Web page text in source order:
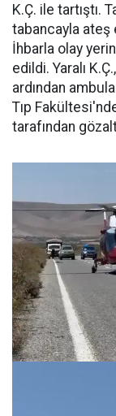
K.Ç. ile tartıştı.
tabancayla ateş
İhbarla olay
edildi. Yaralı
ardından
Tıp
tarafından